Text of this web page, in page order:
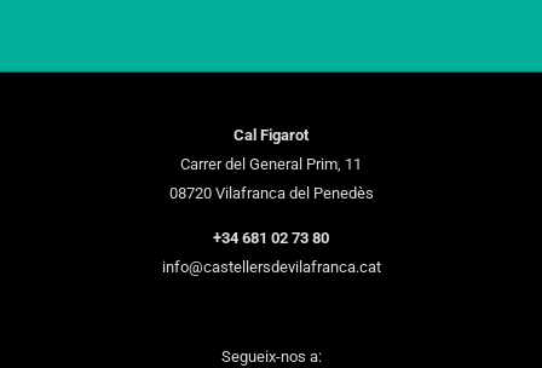
Cal Figarot
Carrer del General Prim, 11
08720 Vilafranca del Penedès
+34 681 02 73 80
info@castellersdevilafranca.cat
Segueix-nos a: